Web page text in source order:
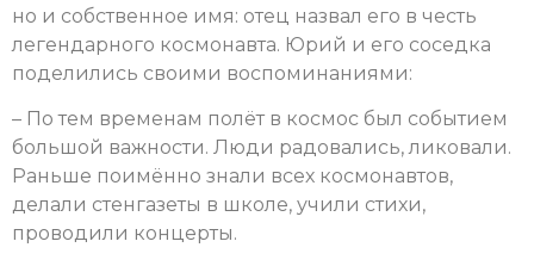
но и собственное имя: отец назвал его в честь
легендарного космонавта. Юрий и его соседка
поделились своими воспоминаниями:
– По тем временам полёт в космос был событием
большой важности. Люди радовались, ликовали.
Раньше поимённо знали всех космонавтов,
делали стенгазеты в школе, учили стихи,
проводили концерты.